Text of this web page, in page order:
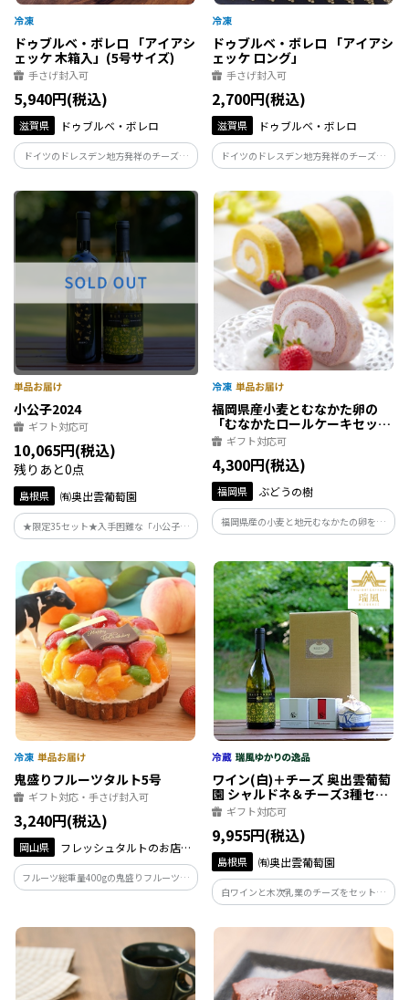
ドゥブルベ・ボレロ 「アイアシ
ェッケ 木箱入」(5号サイズ)
手さげ封入可
5,940円(税込)
滋賀県 ドゥブルベ・ボレロ
ドイツのドレスデン地方発祥のチーズケ
ーキであるアイアシェッケ。ベイクドチー
ズケーキ好きにはたまらない、しっとり
とした食感と濃厚な味わい。
ドゥブルベ・ボレロ 「アイアシ
ェッケ ロング」
手さげ封入可
2,700円(税込)
滋賀県 ドゥブルベ・ボレロ
ドイツのドレスデン地方発祥のチーズケ
ーキであるアイアシェッケ。ベイクドチー
ズケーキ好きにはたまらない、しっとり
とした食感と濃厚な味わい。
小公子2024
ギフト対応可
10,065円(税込)
残りあと0点
島根県 ㈲奥出雲葡萄園
★限定35セット★入手困難な「小公子」
と白ワインのフラッグシップ「シャルド
ネ」のセットです
福岡県産小麦とむなかた卵の
「むなかたロールケーキセッ
ト」ギフト対応可
4,300円(税込)
福岡県 ぶどうの樹
福岡県産の小麦と地元むなかたの卵を使
った手作りの「むなかたロールケー
る「あまおう」や「八女茶」を使用。ク
リームも豆乳クリームで優しい甘さのロ
ールケーキです。
鬼盛りフルーツタルト5号
ギフト対応・手さげ封入可
3,240円(税込)
岡山県
フレッシュタルトのお店
STYLE
フルーツ総重量400gの鬼盛りフルーツタ
ルト5号（15cm）です。フルーツは5種類
梨）使用しています。総重量は1000ｇあ
ワイン(白)＋チーズ 奥出雲葡萄
園 シャルドネ＆チーズ3種セッ
ト ギフト対応可
9,955円(税込)
島根県 ㈲奥出雲葡萄園
白ワインと木次乳業のチーズをセットで
お届けします。 ディスカバーウエストモ
ール限定のセットです。